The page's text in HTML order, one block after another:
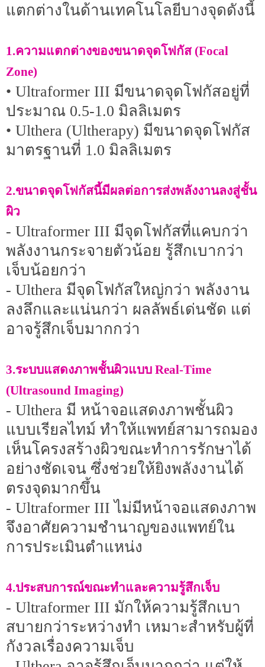
แตกต่างในด้านเทคโนโลยีบางจุดดังนี้
1.ความแตกต่างของขนาดจุดโฟกัส (Focal
Zone)
• Ultraformer III มีขนาดจุดโฟกัสอยู่ที่
ประมาณ 0.5-1.0 มิลลิเมตร
• Ulthera (Ultherapy) มีขนาดจุดโฟกัส
มาตรฐานที่ 1.0 มิลลิเมตร
2.ขนาดจุดโฟกัสนี้มีผลต่อการส่งพลังงานลงสู่ชั้น
ผิว
- Ultraformer III มีจุดโฟกัสที่แคบกว่า
พลังงานกระจายตัวน้อย รู้สึกเบากว่า
เจ็บน้อยกว่า
- Ulthera มีจุดโฟกัสใหญ่กว่า พลังงาน
ลงลึกและแน่นกว่า ผลลัพธ์เด่นชัด แต่
อาจรู้สึกเจ็บมากกว่า
3.ระบบแสดงภาพชั้นผิวแบบ Real-Time
(Ultrasound Imaging)
- Ulthera มี หน้าจอแสดงภาพชั้นผิว
แบบเรียลไทม์ ทำให้แพทย์สามารถมอง
เห็นโครงสร้างผิวขณะทำการรักษาได้
อย่างชัดเจน ซึ่งช่วยให้ยิงพลังงานได้
ตรงจุดมากขึ้น
- Ultraformer III ไม่มีหน้าจอแสดงภาพ
จึงอาศัยความชำนาญของแพทย์ใน
การประเมินตำแหน่ง
4.ประสบการณ์ขณะทำและความรู้สึกเจ็บ
- Ultraformer III มักให้ความรู้สึกเบา
สบายกว่าระหว่างทำ เหมาะสำหรับผู้ที่
กังวลเรื่องความเจ็บ